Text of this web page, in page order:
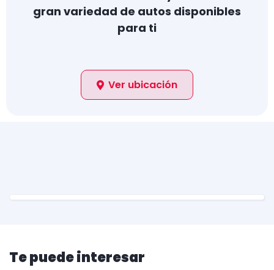
gran variedad de autos disponibles
para ti
Ver ubicación
Te puede interesar